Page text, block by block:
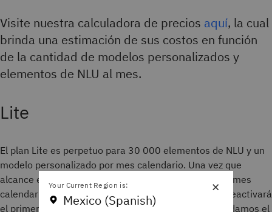
Visite nuestra calculadora de precios aquí, la cual
brinda una estimación de sus costos en función
de la cantidad de modelos personalizados y
elementos de NLU al mes.
Lite
El plan Lite es perpetuo para 30 000 elementos de NLU y un
modelo personalizado por mes calendario. Una vez que
alcance el límite de 30 000 elementos de NLU en un mes
calendario, su instancia de NLU se suspenderá y se reactivará
el primer día del siguiente mes calendario. Recomendamos el
×
Your Current Region is:
Mexico (Spanish)